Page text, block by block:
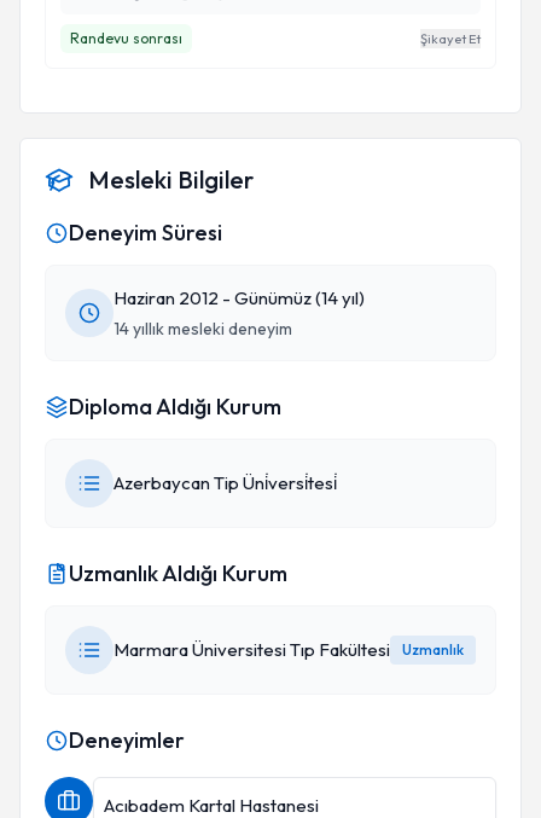
Randevu sonrası Şikayet Et
Mesleki Bilgiler
Deneyim Süresi
Haziran 2012 - Günümüz (14 yıl)
14 yıllık mesleki deneyim
Diploma Aldığı Kurum
Azerbaycan Tip Üni̇versi̇tesi̇
Uzmanlık Aldığı Kurum
Marmara Üniversitesi Tıp Fakültesi Uzmanlık
Deneyimler
Acıbadem Kartal Hastanesi